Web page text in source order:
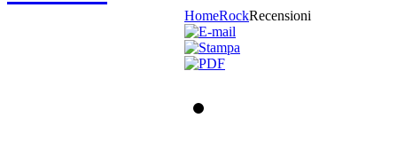
HomeRockRecensioni